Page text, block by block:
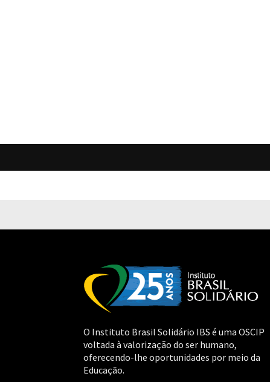
O Instituto Brasil Solidário IBS é uma OSCIP
voltada à valorização do ser humano,
oferecendo-lhe oportunidades por meio da
Educação.